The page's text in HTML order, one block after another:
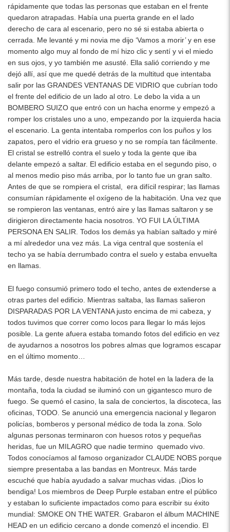
rápidamente que todas las personas que estaban en el frente
quedaron atrapadas. Había una puerta grande en el lado
derecho de cara al escenario, pero no sé si estaba abierta o
cerrada. Me levanté y mi novia me dijo ‘Vamos a morir’ y en ese
momento algo muy al fondo de mí hizo clic y sentí y vi el miedo
en sus ojos, y yo también me asusté. Ella salió corriendo y me
dejó allí, así que me quedé detrás de la multitud que intentaba
salir por las GRANDES VENTANAS DE VIDRIO que cubrían todo
el frente del edificio de un lado al otro. Le debo la vida a un
BOMBERO SUIZO que entró con un hacha enorme y empezó a
romper los cristales uno a uno, empezando por la izquierda hacia
el escenario. La genta intentaba romperlos con los puños y los
zapatos, pero el vidrio era grueso y no se rompía tan fácilmente.
El cristal se estrelló contra el suelo y toda la gente que iba
delante empezó a saltar. El edificio estaba en el segundo piso, o
al menos medio piso más arriba, por lo tanto fue un gran salto.
Antes de que se rompiera el cristal, era difícil respirar; las llamas
consumían rápidamente el oxígeno de la habitación. Una vez que
se rompieron las ventanas, entró aire y las llamas saltaron y se
dirigieron directamente hacia nosotros. YO FUI LA ÚLTIMA
PERSONA EN SALIR. Todos los demás ya habían saltado y miré
a mí alrededor una vez más. La viga central que sostenía el
techo ya se había derrumbado contra el suelo y estaba envuelta
en llamas.
El fuego consumió primero todo el techo, antes de extenderse a
otras partes del edificio. Mientras saltaba, las llamas salieron
DISPARADAS POR LA VENTANA justo encima de mi cabeza, y
todos tuvimos que correr como locos para llegar lo más lejos
posible. La gente afuera estaba tomando fotos del edificio en vez
de ayudarnos a nosotros los pobres almas que logramos escapar
en el último momento…
Más tarde, desde nuestra habitación de hotel en la ladera de la
montaña, toda la ciudad se iluminó con un gigantesco muro de
fuego. Se quemó el casino, la sala de conciertos, la discoteca, las
oficinas, TODO. Se anunció una emergencia nacional y llegaron
policías, bomberos y personal médico de toda la zona. Solo
algunas personas terminaron con huesos rotos y pequeñas
heridas, fue un MILAGRO que nadie termino quemado vivo.
Todos conocíamos al famoso organizador CLAUDE NOBS porque
siempre presentaba a las bandas en Montreux. Más tarde
escuché que había ayudado a salvar muchas vidas. ¡Dios lo
bendiga! Los miembros de Deep Purple estaban entre el público
y estaban lo suficiente impactados como para escribir su éxito
mundial: SMOKE ON THE WATER. Grabaron el álbum MACHINE
HEAD en un edificio cercano a donde comenzó el incendio. El